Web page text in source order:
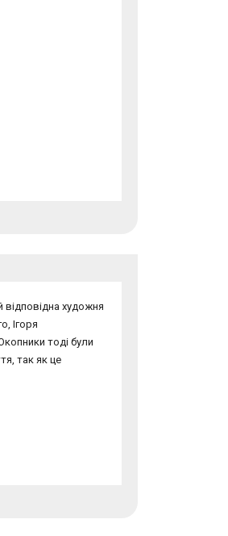
відповідна художня
Ігоря
тоді були
так як це